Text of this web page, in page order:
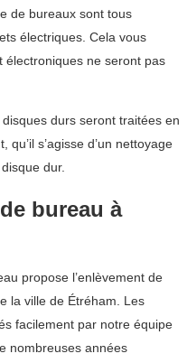
de bureaux sont tous
électriques. Cela vous
électroniques ne seront pas
durs seront traitées en
s’agisse d’un nettoyage
dur.
bureau à
propose l’enlèvement de
la ville de Étréham. Les
facilement par notre équipe
nombreuses années